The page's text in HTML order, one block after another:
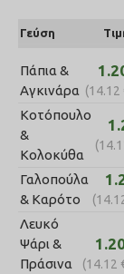
Γεύση
Πάπια &
Αγκινάρα (14.12
Κοτόπουλο
&
Κολοκύθα
(
Γαλοπούλα
& Καρότο
(
Λευκό
Ψάρι &
Πράσινα
(14.12